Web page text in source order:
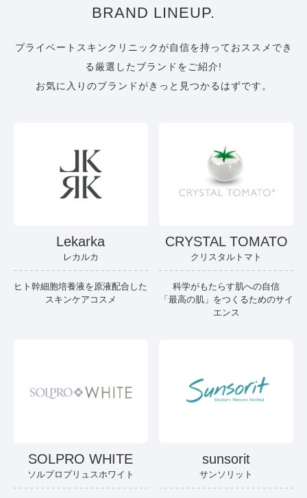
BRAND LINEUP.
プライベートスキンクリニックが自信を持っておススメでき
る厳選したブランドをご紹介!
お気に入りのブランドがきっと見つかるはずです。
Lekarka
レカルカ
ヒト幹細胞培養液を原液配合した
スキンケアコスメ
CRYSTAL TOMATO
クリスタルトマト
科学がもたらす肌への自信
「最高の肌」をつくるためのサイ
エンス
SOLPRO WHITE
ソルプロプリュスホワイト
sunsorit
サンソリット